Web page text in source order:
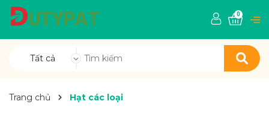
Tất cả
0
Trang chủ Hạt các loại